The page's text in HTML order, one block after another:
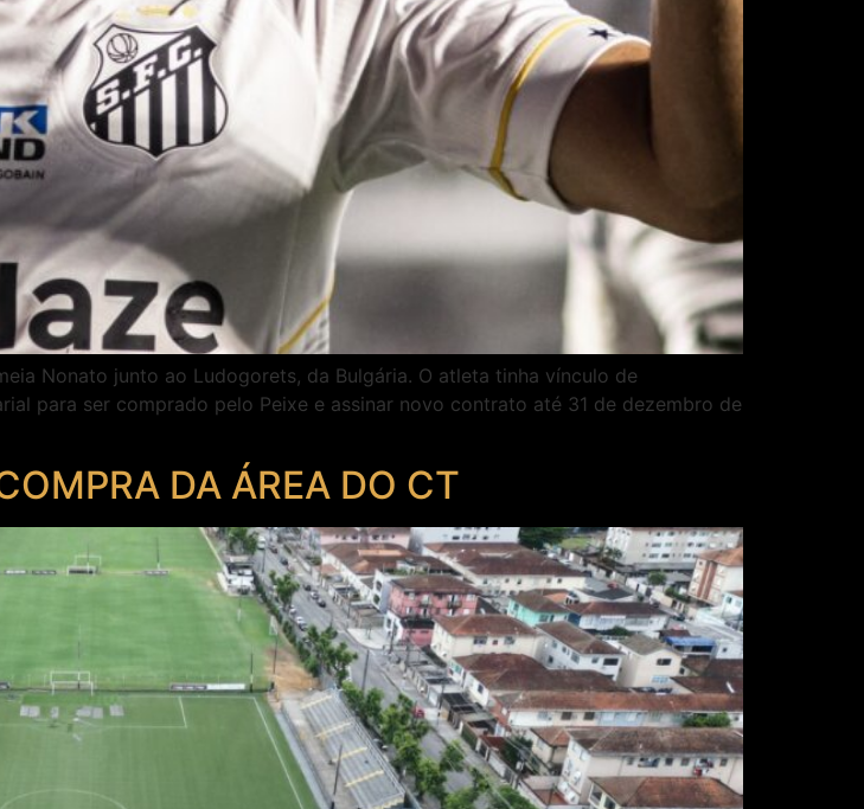
Nonato junto ao Ludogorets, da Bulgária. O atleta tinha vínculo de
para ser comprado pelo Peixe e assinar novo contrato até 31 de dezembro de
DA ÁREA DO CT